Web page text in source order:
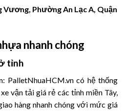
Vương, Phường An Lạc A, Quận
nhanh chóng
tỉnh
PalletNhuaHCM.vn có hệ thống
vận tải giá rẻ các tỉnh miền Tây,
hàng nhanh chóng với mức giá